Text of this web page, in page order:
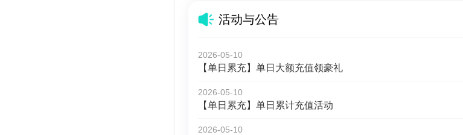
活动与公告
2026-05-10
【单日累充】单日大额充值领豪礼
2026-05-10
【单日累充】单日累计充值活动
2026-05-10